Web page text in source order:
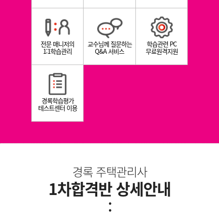
전문 매니저의
1:1학습관리
교수님께 질문하는
Q&A 서비스
학습관련 PC
무료원격지원
경록학습평가
테스트센터 이용
경록 주택관리사
1차합격반 상세안내
: